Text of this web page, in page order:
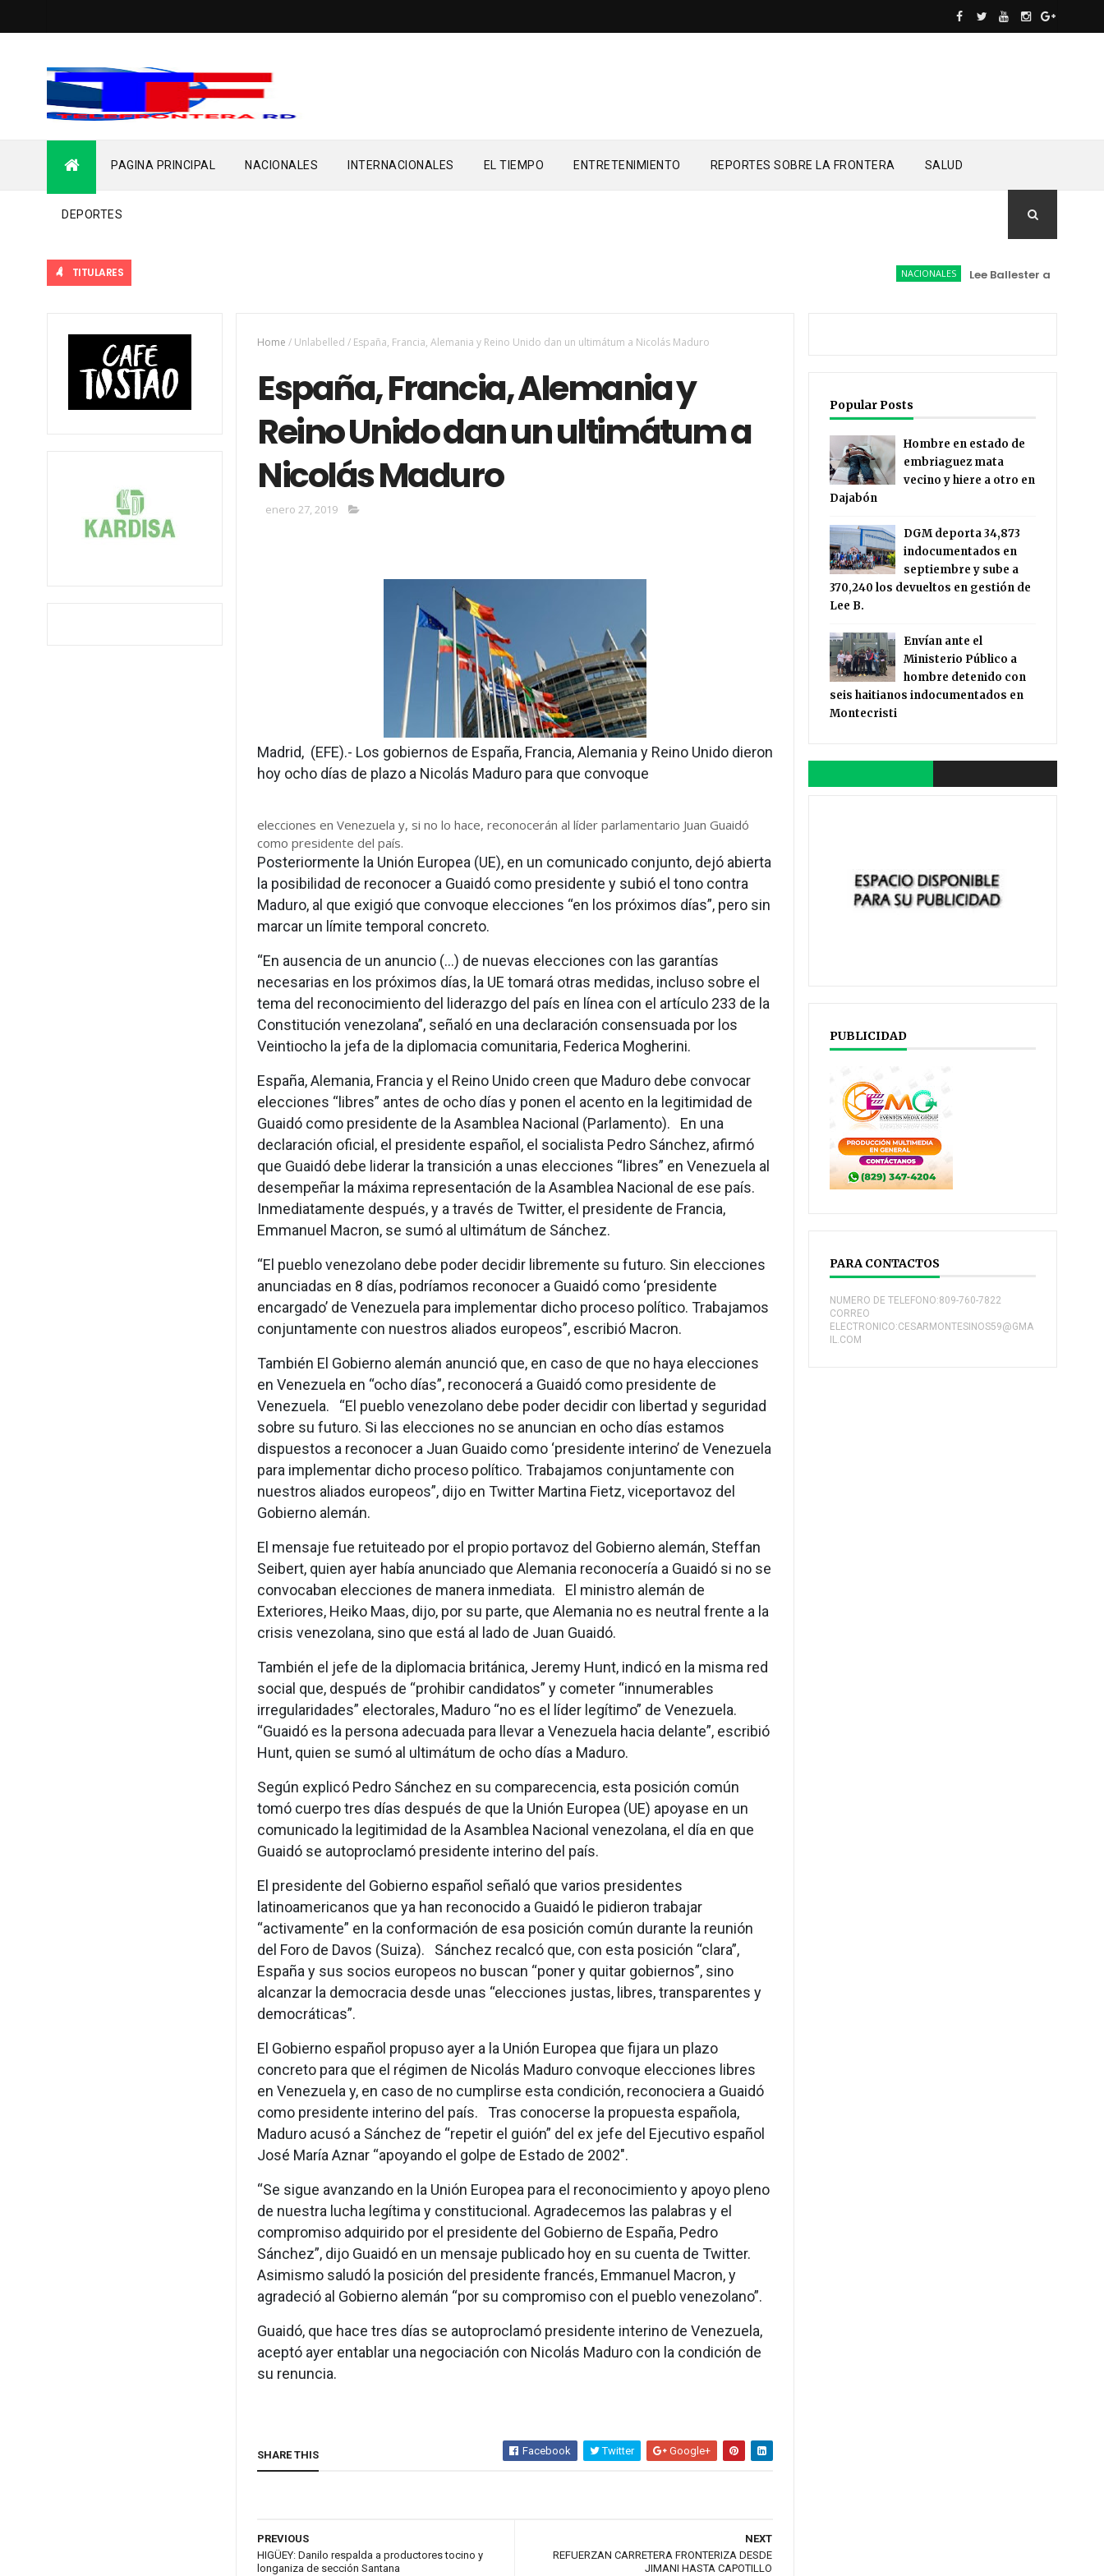
PAGINA PRINCIPAL NACIONALES INTERNACIONALES EL TIEMPO ENTRETENIMIENTO REPORTES SOBRE LA FRONTERA SALUD
DEPORTES
TITULARES NACIONALES Lee Ballester a los que se
Home / Unlabelled/ España, Francia, Alemania y Reino Unido dan un ultimátum a Nicolás Maduro
España, Francia, Alemania y
Reino Unido dan un ultimátum a
Nicolás Maduro
enero 27, 2019
Madrid, (EFE).- Los gobiernos de España, Francia, Alemania y Reino Unido dieron
hoy ocho días de plazo a Nicolás Maduro para que convoque
elecciones en Venezuela y, si no lo hace, reconocerán al líder parlamentario Juan Guaidó
como presidente del país.
Posteriormente la Unión Europea (UE), en un comunicado conjunto, dejó abierta
la posibilidad de reconocer a Guaidó como presidente y subió el tono contra
Maduro, al que exigió que convoque elecciones “en los próximos días”, pero sin
marcar un límite temporal concreto.
“En ausencia de un anuncio (…) de nuevas elecciones con las garantías
necesarias en los próximos días, la UE tomará otras medidas, incluso sobre el
tema del reconocimiento del liderazgo del país en línea con el artículo 233 de la
Constitución venezolana”, señaló en una declaración consensuada por los
Veintiocho la jefa de la diplomacia comunitaria, Federica Mogherini.
España, Alemania, Francia y el Reino Unido creen que Maduro debe convocar
elecciones “libres” antes de ocho días y ponen el acento en la legitimidad de
Guaidó como presidente de la Asamblea Nacional (Parlamento). En una
declaración oficial, el presidente español, el socialista Pedro Sánchez, afirmó
que Guaidó debe liderar la transición a unas elecciones “libres” en Venezuela al
desempeñar la máxima representación de la Asamblea Nacional de ese país.
Inmediatamente después, y a través de Twitter, el presidente de Francia,
Emmanuel Macron, se sumó al ultimátum de Sánchez.
“El pueblo venezolano debe poder decidir libremente su futuro. Sin elecciones
anunciadas en 8 días, podríamos reconocer a Guaidó como ‘presidente
encargado’ de Venezuela para implementar dicho proceso político. Trabajamos
conjuntamente con nuestros aliados europeos”, escribió Macron.
También El Gobierno alemán anunció que, en caso de que no haya elecciones
en Venezuela en “ocho días”, reconocerá a Guaidó como presidente de
Venezuela. “El pueblo venezolano debe poder decidir con libertad y seguridad
sobre su futuro. Si las elecciones no se anuncian en ocho días estamos
dispuestos a reconocer a Juan Guaido como ‘presidente interino’ de Venezuela
para implementar dicho proceso político. Trabajamos conjuntamente con
nuestros aliados europeos”, dijo en Twitter Martina Fietz, viceportavoz del
Gobierno alemán.
El mensaje fue retuiteado por el propio portavoz del Gobierno alemán, Steffan
Seibert, quien ayer había anunciado que Alemania reconocería a Guaidó si no se
convocaban elecciones de manera inmediata. El ministro alemán de
Exteriores, Heiko Maas, dijo, por su parte, que Alemania no es neutral frente a la
crisis venezolana, sino que está al lado de Juan Guaidó.
También el jefe de la diplomacia británica, Jeremy Hunt, indicó en la misma red
social que, después de “prohibir candidatos” y cometer “innumerables
irregularidades” electorales, Maduro “no es el líder legítimo” de Venezuela.
“Guaidó es la persona adecuada para llevar a Venezuela hacia delante”, escribió
Hunt, quien se sumó al ultimátum de ocho días a Maduro.
Según explicó Pedro Sánchez en su comparecencia, esta posición común
tomó cuerpo tres días después de que la Unión Europea (UE) apoyase en un
comunicado la legitimidad de la Asamblea Nacional venezolana, el día en que
Guaidó se autoproclamó presidente interino del país.
El presidente del Gobierno español señaló que varios presidentes
latinoamericanos que ya han reconocido a Guaidó le pidieron trabajar
“activamente” en la conformación de esa posición común durante la reunión
del Foro de Davos (Suiza). Sánchez recalcó que, con esta posición “clara”,
España y sus socios europeos no buscan “poner y quitar gobiernos”, sino
alcanzar la democracia desde unas “elecciones justas, libres, transparentes y
democráticas”.
El Gobierno español propuso ayer a la Unión Europea que fijara un plazo
concreto para que el régimen de Nicolás Maduro convoque elecciones libres
en Venezuela y, en caso de no cumplirse esta condición, reconociera a Guaidó
como presidente interino del país. Tras conocerse la propuesta española,
Maduro acusó a Sánchez de “repetir el guión” del ex jefe del Ejecutivo español
José María Aznar “apoyando el golpe de Estado de 2002″.
“Se sigue avanzando en la Unión Europea para el reconocimiento y apoyo pleno
de nuestra lucha legítima y constitucional. Agradecemos las palabras y el
compromiso adquirido por el presidente del Gobierno de España, Pedro
Sánchez”, dijo Guaidó en un mensaje publicado hoy en su cuenta de Twitter.
Asimismo saludó la posición del presidente francés, Emmanuel Macron, y
agradeció al Gobierno alemán “por su compromiso con el pueblo venezolano”.
Guaidó, que hace tres días se autoproclamó presidente interino de Venezuela,
aceptó ayer entablar una negociación con Nicolás Maduro con la condición de
su renuncia.
SHARE THIS Facebook Twitter Google+
NEXT
REFUERZAN CARRETERA FRONTERIZA DESDE
JIMANI HASTA CAPOTILLO
PREVIOUS
HIGÜEY: Danilo respalda a productores tocino y
longaniza de sección Santana
Popular Posts
Hombre en estado de
embriaguez mata
vecino y hiere a otro en
Dajabón
DGM deporta 34,873
indocumentados en
septiembre y sube a
370,240 los devueltos en gestión de
Lee B.
Envían ante el
Ministerio Público a
hombre detenido con
seis haitianos indocumentados en
Montecristi
PUBLICIDAD
PARA CONTACTOS
NUMERO DE TELEFONO:809-760-7822
CORREO
ELECTRONICO:CESARMONTESINOS59@GMA
IL.COM